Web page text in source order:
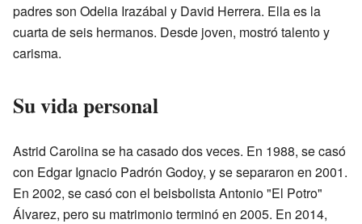
padres son Odelia Irazábal y David Herrera. Ella es la
cuarta de seis hermanos. Desde joven, mostró talento y
carisma.
Su vida personal
Astrid Carolina se ha casado dos veces. En 1988, se casó
con Edgar Ignacio Padrón Godoy, y se separaron en 2001.
En 2002, se casó con el beisbolista Antonio "El Potro"
Álvarez, pero su matrimonio terminó en 2005. En 2014,